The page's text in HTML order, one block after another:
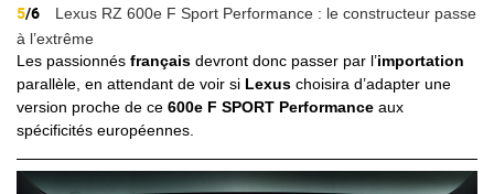
5/6
Lexus RZ 600e F Sport Performance : le constructeur passe
à l’extrême
Les passionnés français devront donc passer par l’importation
parallèle, en attendant de voir si Lexus choisira d’adapter une
version proche de ce 600e F SPORT Performance aux
spécificités européennes.